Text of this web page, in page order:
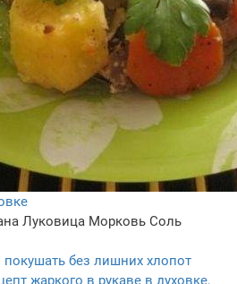
Луковица Морковь Соль
без лишних хлопот
жаркого в рукаве в духовке,